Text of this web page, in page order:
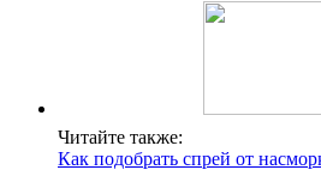
Читайте также:
Как подобрать спрей от